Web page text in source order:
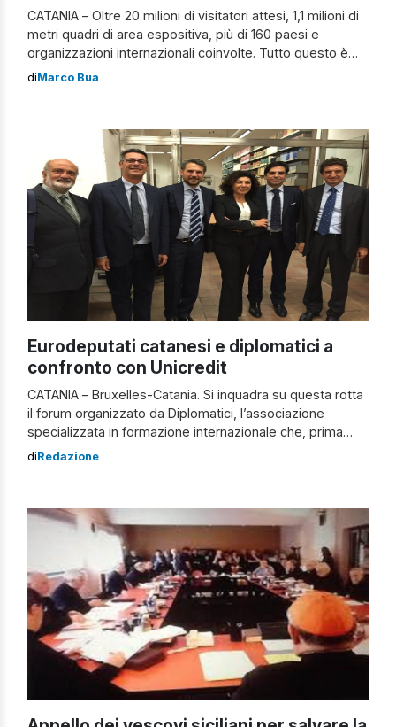
CATANIA – Oltre 20 milioni di visitatori attesi, 1,1 milioni di
metri quadri di area espositiva, più di 160 paesi e
organizzazioni internazionali coinvolte. Tutto questo è
EXPO 2015. “Un’occasione che la Sicilia non può lasciarsi
diMarco Bua
Eurodeputati catanesi e diplomatici a
confronto con Unicredit
CATANIA – Bruxelles-Catania. Si inquadra su questa rotta
il forum organizzato da Diplomatici, l’associazione
specializzata in formazione internazionale che, prima
nella città sede dell’Ue e poi nel capoluogo etneo, ha
alla facoltà di Giurisprudenza dell’Università di Catania,
[…]
diRedazione